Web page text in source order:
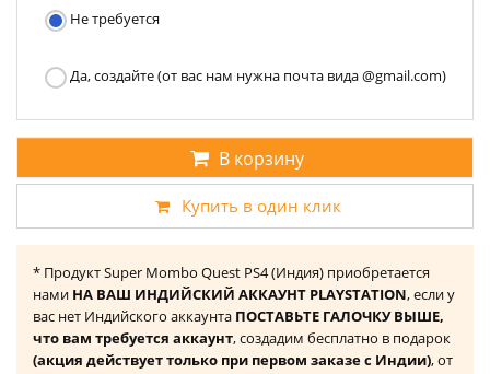
Не требуется
Да, создайте (от вас нам нужна почта вида @gmail.com)
В корзину
Купить в один клик
* Продукт Super Mombo Quest PS4 (Индия) приобретается
нами НА ВАШ ИНДИЙСКИЙ АККАУНТ PLAYSTATION, если у
вас нет Индийского аккаунта ПОСТАВЬТЕ ГАЛОЧКУ ВЫШЕ,
что вам требуется аккаунт, создадим бесплатно в подарок
(акция действует только при первом заказе с Индии), от